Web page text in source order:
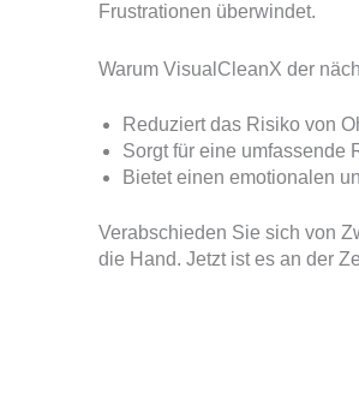
Frustrationen überwindet.
Warum VisualCleanX der
Reduziert das Risiko von
Sorgt für eine umfassende
Bietet einen emotionalen
Verabschieden Sie sich von
die Hand. Jetzt ist es an der